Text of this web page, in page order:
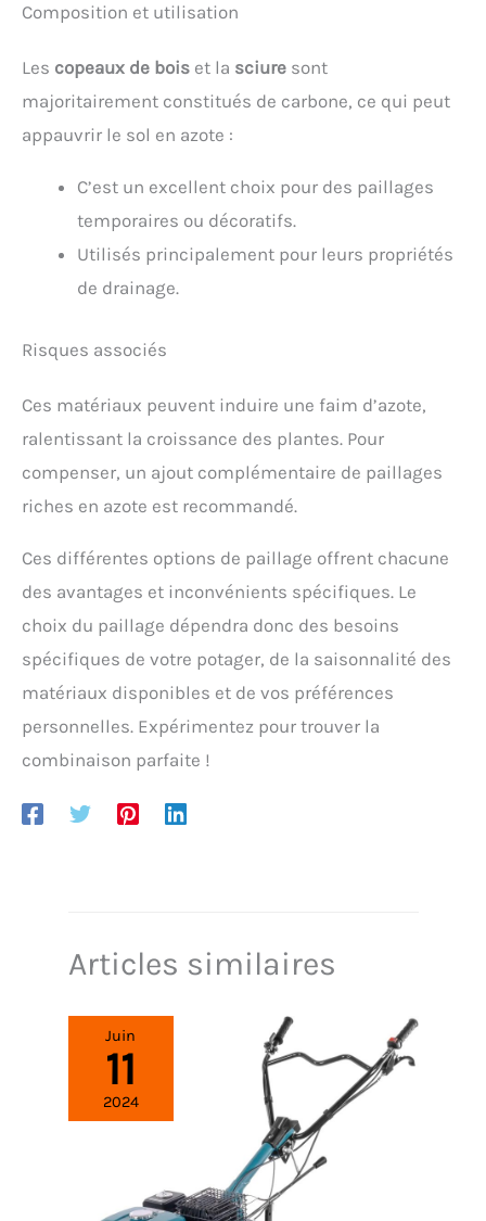
Composition et utilisation
Les copeaux de bois et la sciure sont
majoritairement constitués de carbone, ce qui peut
appauvrir le sol en azote :
C’est un excellent choix pour des paillages
temporaires ou décoratifs.
Utilisés principalement pour leurs propriétés
de drainage.
Risques associés
Ces matériaux peuvent induire une faim d’azote,
ralentissant la croissance des plantes. Pour
compenser, un ajout complémentaire de paillages
riches en azote est recommandé.
Ces différentes options de paillage offrent chacune
des avantages et inconvénients spécifiques. Le
choix du paillage dépendra donc des besoins
spécifiques de votre potager, de la saisonnalité des
matériaux disponibles et de vos préférences
personnelles. Expérimentez pour trouver la
combinaison parfaite !
Articles similaires
Juin
11
2024